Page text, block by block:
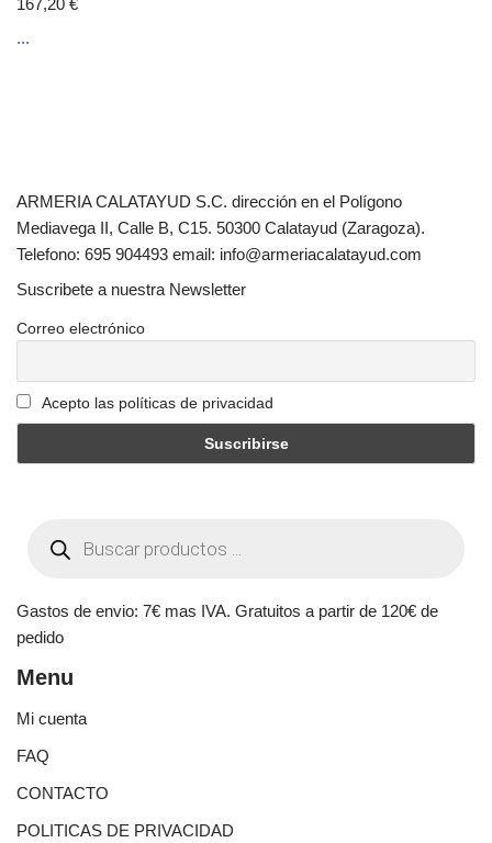
...
ARMERIA CALATAYUD S.C. dirección en el Polígono
Mediavega II, Calle B, C15. 50300 Calatayud (Zaragoza).
Telefono: 695 904493 email: info@armeriacalatayud.com
Suscribete a nuestra Newsletter
Correo electrónico
Acepto las políticas de privacidad
Gastos de envio: 7€ mas IVA. Gratuitos a partir de 120€ de
pedido
Menu
Mi cuenta
FAQ
CONTACTO
POLITICAS DE PRIVACIDAD